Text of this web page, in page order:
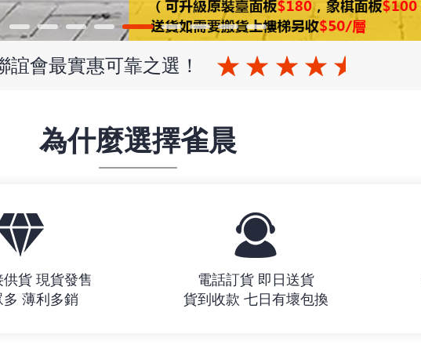
誼會最實惠可靠之選！
為什麼選擇雀晨
供貨 現貨發售
多 薄利多銷
電話訂貨 即日送貨
貨到收款 七日有壞包換